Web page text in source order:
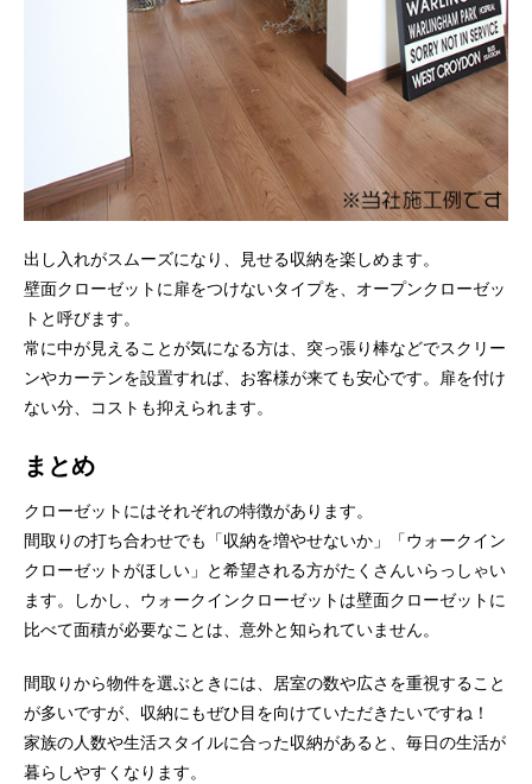
出し入れがスムーズになり、見せる収納を楽しめます。
壁面クローゼットに扉をつけないタイプを、オープンクローゼッ
トと呼びます。
常に中が見えることが気になる方は、突っ張り棒などでスクリー
ンやカーテンを設置すれば、お客様が来ても安心です。扉を付け
ない分、コストも抑えられます。
まとめ
クローゼットにはそれぞれの特徴があります。
間取りの打ち合わせでも「収納を増やせないか」「ウォークイン
クローゼットがほしい」と希望される方がたくさんいらっしゃい
ます。しかし、ウォークインクローゼットは壁面クローゼットに
比べて面積が必要なことは、意外と知られていません。
間取りから物件を選ぶときには、居室の数や広さを重視すること
が多いですが、収納にもぜひ目を向けていただきたいですね！
家族の人数や生活スタイルに合った収納があると、毎日の生活が
暮らしやすくなります。